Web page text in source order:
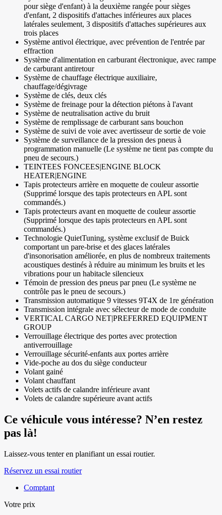
pour siège d'enfant) à la deuxième rangée pour sièges
d'enfant, 2 dispositifs d'attaches inférieures aux places
latérales seulement, 3 dispositifs d'attaches supérieures aux
trois places
Système antivol électrique, avec prévention de l'entrée par
effraction
Système d'alimentation en carburant électronique, avec rampe
de carburant antiretour
Système de chauffage électrique auxiliaire,
chauffage/dégivrage
Système de clés, deux clés
Système de freinage pour la détection piétons à l'avant
Système de neutralisation active du bruit
Système de remplissage de carburant sans bouchon
Système de suivi de voie avec avertisseur de sortie de voie
Système de surveillance de la pression des pneus à
programmation manuelle (Le système ne tient pas compte du
pneu de secours.)
TEINTEES FONCEES|ENGINE BLOCK
HEATER|ENGINE
Tapis protecteurs arrière en moquette de couleur assortie
(Supprimé lorsque des tapis protecteurs en APL sont
commandés.)
Tapis protecteurs avant en moquette de couleur assortie
(Supprimé lorsque des tapis protecteurs en APL sont
commandés.)
Technologie QuietTuning, système exclusif de Buick
comportant un pare-brise et des glaces latérales
d'insonorisation améliorée, en plus de nombreux traitements
acoustiques destinés à réduire au minimum les bruits et les
vibrations pour un habitacle silencieux
Témoin de pression des pneus par pneu (Le système ne
contrôle pas le pneu de secours.)
Transmission automatique 9 vitesses 9T4X de 1re génération
Transmission intégrale avec sélecteur de mode de conduite
VERTICAL CARGO NET|PREFERRED EQUIPMENT
GROUP
Verrouillage électrique des portes avec protection
antiverrouillage
Verrouillage sécurité-enfants aux portes arrière
Vide-poche au dos du siège conducteur
Volant gainé
Volant chauffant
Volets actifs de calandre inférieure avant
Volets de calandre supérieure avant actifs
Ce véhicule vous intéresse? N’en restez
pas là!
Laissez-vous tenter en planifiant un essai routier.
Réservez un essai routier
Comptant
Votre prix